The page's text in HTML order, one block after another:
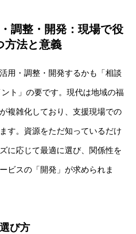
調整・開発：現場で役
方法と意義
用・調整・開発するかも「相談
ト」の要です。現代は地域の福
複雑化しており、支援現場での
す。資源をただ知っているだけ
に応じて最適に選び、関係性を
ビスの「開発」が求められま
び方